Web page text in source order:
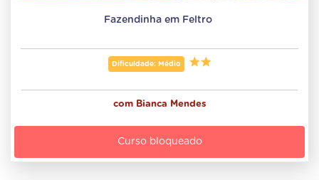
Fazendinha em Feltro
Dificuldade: Médio
com Bianca Mendes
Curso bloqueado